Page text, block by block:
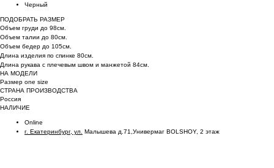
Черный
ПОДОБРАТЬ РАЗМЕР
Объем груди до 98см.
Объем талии до 80см.
Объем бедер до 105см.
Длина изделия по спинке 80см.
Длина рукава с плечевым швом и манжетой 84см.
НА МОДЕЛИ
Размер one size
СТРАНА ПРОИЗВОДСТВА
Россия
НАЛИЧИЕ
Online
г. Екатеринбург, ул. Малышева д.71,Универмаг BOLSHOY, 2 этаж